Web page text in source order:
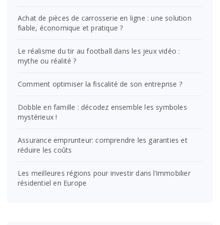
Achat de pièces de carrosserie en ligne : une solution
fiable, économique et pratique ?
Le réalisme du tir au football dans les jeux vidéo :
mythe ou réalité ?
Comment optimiser la fiscalité de son entreprise ?
Dobble en famille : décodez ensemble les symboles
mystérieux !
Assurance emprunteur: comprendre les garanties et
réduire les coûts
Les meilleures régions pour investir dans l’immobilier
résidentiel en Europe